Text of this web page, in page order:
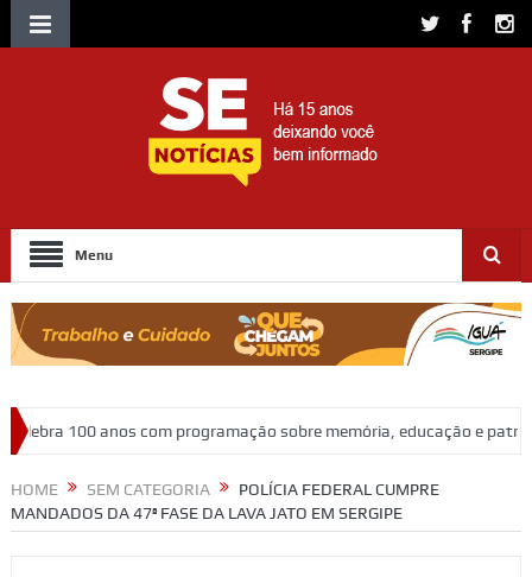
Menu
sobre memória, educação e patrimônio Adasfa e
HOME SEM CATEGORIA
POLÍCIA FEDERAL CUMPRE
MANDADOS DA 47ª FASE DA LAVA JATO EM SERGIPE